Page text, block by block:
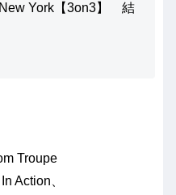
York【3on3】 結
Troupe
Action、